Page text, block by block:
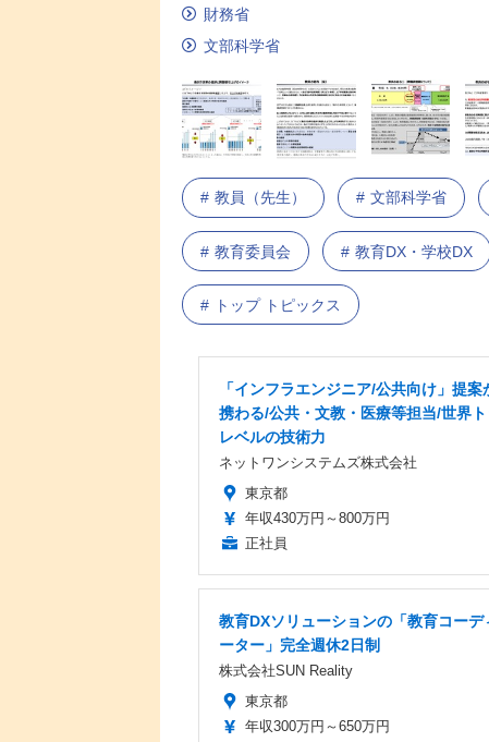
財務省
文部科学省
教員（先生） 文部科学省
教育委員会 教育DX・学校DX
トップ トピックス
「インフラエンジニア/公共向け」提案
携わる/公共・文教・医療等担当/世界
レベルの技術力
ネットワンシステムズ株式会社
東京都
年収430万円～800万円
正社員
教育DXソリューションの「教育コーデ
ーター」完全週休2日制
株式会社SUN Reality
東京都
年収300万円～650万円